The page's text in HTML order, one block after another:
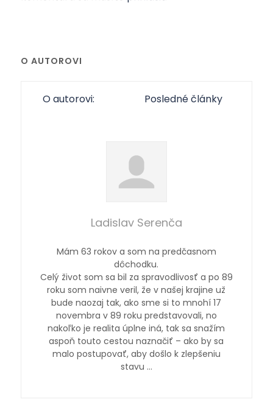
O AUTOROVI
O autorovi: Posledné články
Ladislav Serenča
Mám 63 rokov a som na predčasnom
dôchodku.
Celý život som sa bil za spravodlivosť a po 89
roku som naivne veril, že v našej krajine už
bude naozaj tak, ako sme si to mnohí 17
novembra v 89 roku predstavovali, no
nakoľko je realita úplne iná, tak sa snažím
aspoň touto cestou naznačiť – ako by sa
malo postupovať, aby došlo k zlepšeniu
stavu …